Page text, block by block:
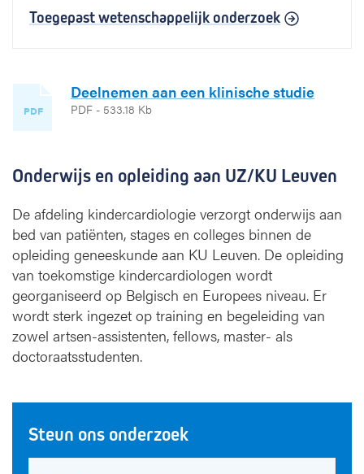
Toegepast wetenschappelijk onderzoek
PDF
Deelnemen aan een klinische studie
PDF - 533.18 Kb
Onderwijs en opleiding aan UZ/KU Leuven
De afdeling kindercardiologie verzorgt onderwijs aan
bed van patiënten, stages en colleges binnen de
opleiding geneeskunde aan KU Leuven. De opleiding
van toekomstige kindercardiologen wordt
georganiseerd op Belgisch en Europees niveau. Er
wordt sterk ingezet op training en begeleiding van
zowel artsen-assistenten, fellows, master- als
doctoraatsstudenten.
Steun ons onderzoek